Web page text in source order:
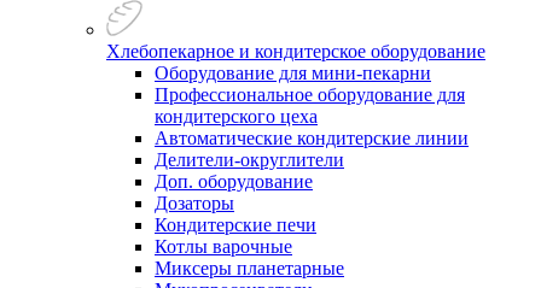
Хлебопекарное и кондитерское оборудование
Оборудование для мини-пекарни
Профессиональное оборудование для
кондитерского цеха
Автоматические кондитерские линии
Делители-округлители
Доп. оборудование
Дозаторы
Кондитерские печи
Котлы варочные
Миксеры планетарные